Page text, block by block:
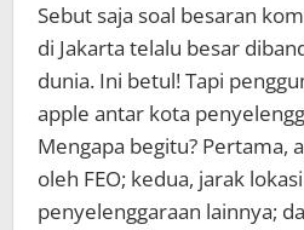
Sebut saja soal besaran
di Jakarta telalu besar
dunia. Ini betul! Tapi
apple antar kota
Mengapa begitu? Pertama,
oleh FEO; kedua, jarak
penyelenggaraan lainnya;